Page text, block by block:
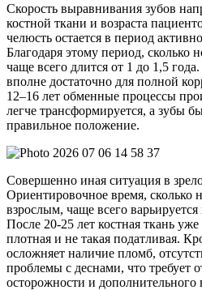
Скорость выравнивания зубов
костной ткани и возраста
челюсть остается в период
Благодаря этому период, сколько
чаще всего длится от 1 до 1,5
вполне достаточно для полной
12–16 лет обменные процессы
легче трансформируется, а зубы
правильное положение.
Совершенно иная ситуация в
Ориентировочное время, сколько
взрослым, чаще всего
После 20-25 лет костная ткань
плотная и не такая податливая.
осложняет наличие пломб,
проблемы с деснами, что требует
осторожности и дополнительного